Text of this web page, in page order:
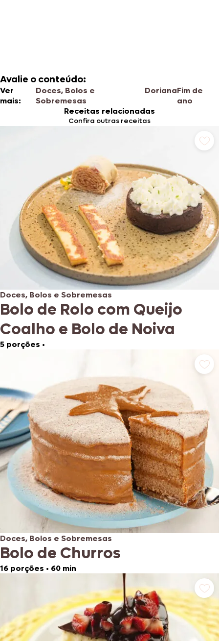
Avalie o conteúdo:
Ver
mais:
Doces, Bolos e
Sobremesas
DorianaFim de
ano
Receitas relacionadas
Confira outras receitas
Doces, Bolos e Sobremesas
Bolo de Rolo com Queijo
Coalho e Bolo de Noiva
5 porções •
Doces, Bolos e Sobremesas
Bolo de Churros
16 porções • 60 min